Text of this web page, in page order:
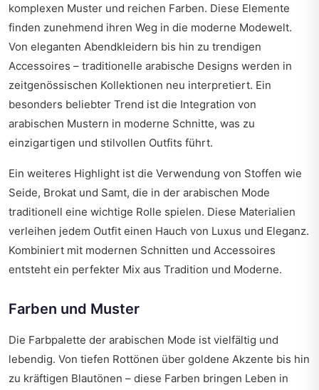
komplexen Muster und reichen Farben. Diese Elemente
finden zunehmend ihren Weg in die moderne Modewelt.
Von eleganten Abendkleidern bis hin zu trendigen
Accessoires – traditionelle arabische Designs werden in
zeitgenössischen Kollektionen neu interpretiert. Ein
besonders beliebter Trend ist die Integration von
arabischen Mustern in moderne Schnitte, was zu
einzigartigen und stilvollen Outfits führt.
Ein weiteres Highlight ist die Verwendung von Stoffen wie
Seide, Brokat und Samt, die in der arabischen Mode
traditionell eine wichtige Rolle spielen. Diese Materialien
verleihen jedem Outfit einen Hauch von Luxus und Eleganz.
Kombiniert mit modernen Schnitten und Accessoires
entsteht ein perfekter Mix aus Tradition und Moderne.
Farben und Muster
Die Farbpalette der arabischen Mode ist vielfältig und
lebendig. Von tiefen Rottönen über goldene Akzente bis hin
zu kräftigen Blautönen – diese Farben bringen Leben in